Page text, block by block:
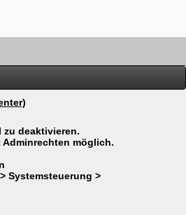
deaktivieren.
möglich.
Systemsteuerung >